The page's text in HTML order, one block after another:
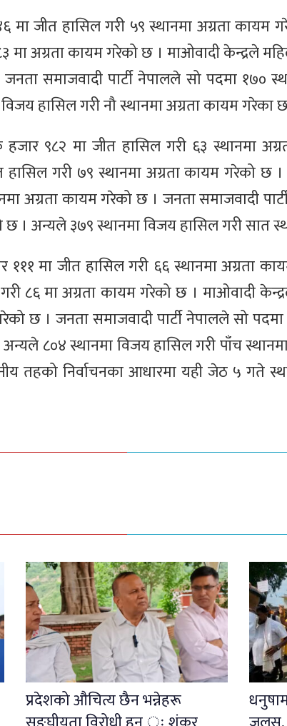
मा जीत हासिल गरी ५९ स्थानमा अग्रता
मा अग्रता कायम गरेको छ । माओवादी केन्द्रले
समाजवादी पार्टी नेपालले सो पदमा १७०
हासिल गरी नौ स्थानमा अग्रता कायम गरेका
९८२ मा जीत हासिल गरी ६३ स्थानमा
गरी ७९ स्थानमा अग्रता कायम गरेको छ
अग्रता कायम गरेको छ । जनता समाजवादी
। अन्यले ३७९ स्थानमा विजय हासिल गरी सात
१११ मा जीत हासिल गरी ६६ स्थानमा अग्रता
८६ मा अग्रता कायम गरेको छ । माओवादी
छ । जनता समाजवादी पार्टी नेपालले सो
८०४ स्थानमा विजय हासिल गरी पाँच
तहको निर्वाचनका आधारमा यही जेठ ५ गते
प्रदेशको औचित्य छैन भन्नेहरू